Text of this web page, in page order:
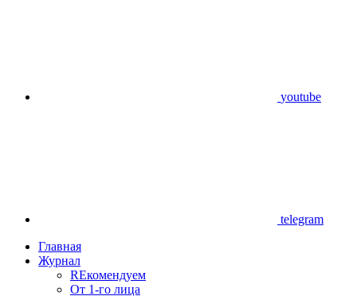
youtube
telegram
Главная
Журнал
REкомендуем
От 1-го лица